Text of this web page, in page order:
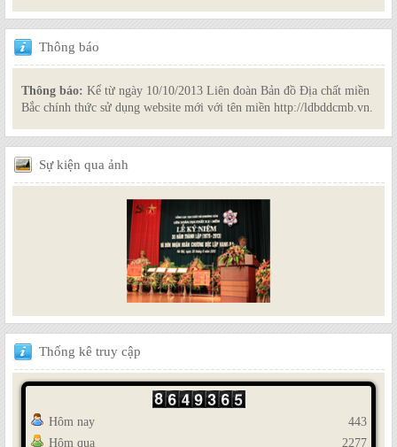
Thông báo
Thông báo: Kể từ ngày 10/10/2013 Liên đoàn Bản đồ Địa chất miền
Bắc chính thức sử dụng website mới với tên miền http://ldbddcmb.vn.
Sựkiện qua ảnh
Thống kê truy cập
Hôm nay
Hôm qua
443
2277